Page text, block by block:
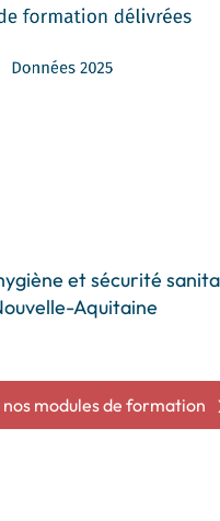
et sécurité
Aquitaine
modules de formation